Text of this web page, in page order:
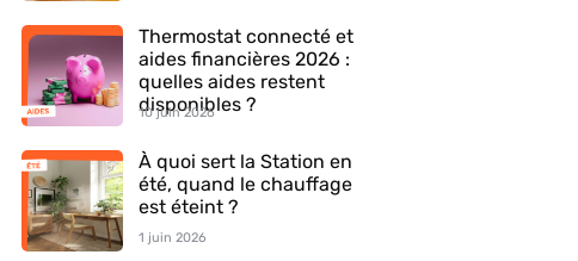
Thermostat connecté et
aides financières 2026 :
quelles aides restent
disponibles ?
10 juin 2026
À quoi sert la Station en
été, quand le chauffage
est éteint ?
1 juin 2026